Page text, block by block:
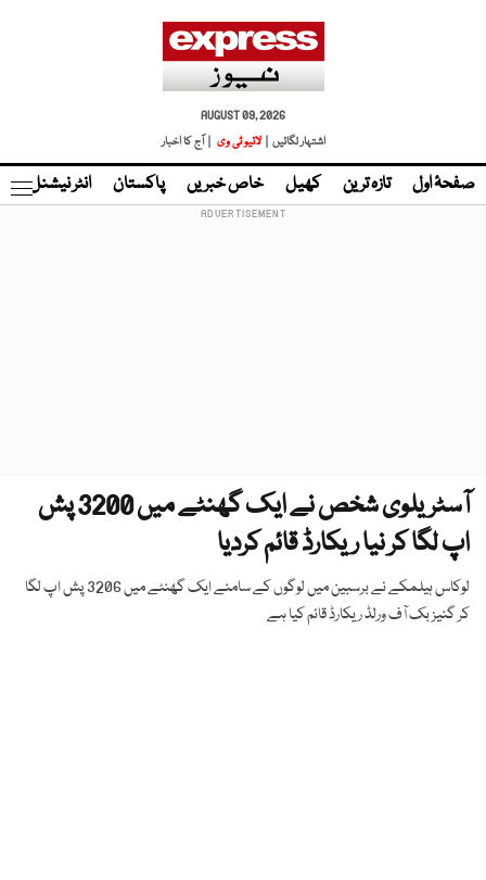
AUGUST 09, 2026
اشتہار لگائیں |
لائیو ٹی وی | آج کا اخبار
صفحۂ اول تازہ ترین کھیل خاص خبریں پاکستان انٹر نیشنل
آسٹریلوی شخص نے ایک گھنٹے میں 3200 پش
اپ لگا کر نیا ریکارڈ قائم کردیا
لوکاس ہیلمکے نے برسبین میں لوگوں کے سامنے ایک گھنٹے میں 3206 پش اپ لگا
کر گنیز بک آف ورلڈ ریکارڈ قائم کیا ہے